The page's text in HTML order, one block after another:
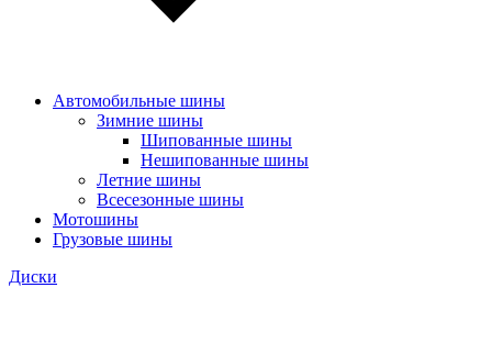
Автомобильные шины
Зимние шины
Шипованные шины
Нешипованные шины
Летние шины
Всесезонные шины
Мотошины
Грузовые шины
Диски